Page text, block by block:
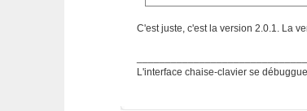
C'est juste, c'est la version 2.0.1. La
L'interface chaise-clavier se